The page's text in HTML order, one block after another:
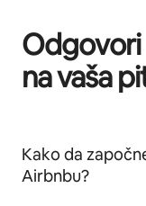
Odgovori
na vaša
Kako da
Airbnbu?